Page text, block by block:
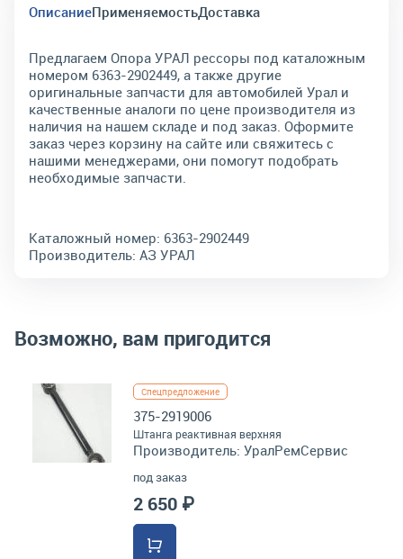
ОписаниеПрименяемостьДоставка
Предлагаем Опора УРАЛ рессоры под каталожным
номером 6363-2902449, а также другие
оригинальные запчасти для автомобилей Урал и
качественные аналоги по цене производителя из
наличия на нашем складе и под заказ. Оформите
заказ через корзину на сайте или свяжитесь с
нашими менеджерами, они помогут подобрать
необходимые запчасти.
Каталожный номер: 6363-2902449
Производитель: АЗ УРАЛ
Возможно, вам пригодится
Спецпредложение
375-2919006
Штанга реактивная верхняя
Производитель: УралРемСервис
под заказ
2 650 ₽